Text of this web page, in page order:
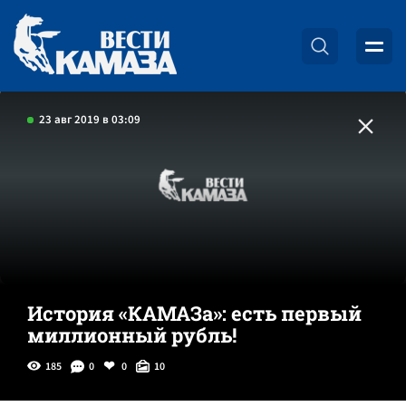
23 авг 2019 в 03:09
История «КАМАЗа»: есть первый
миллионный рубль!
185 0 0 10